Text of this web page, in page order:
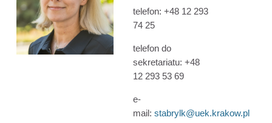
telefon: +48 12 293
74 25
telefon do
sekretariatu: +48
12 293 53 69
e-
mail:stabrylk@uek.krakow.pl